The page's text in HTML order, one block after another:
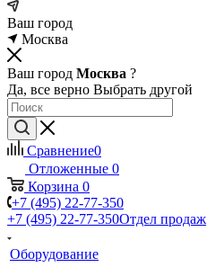
Ваш город
Москва
Ваш город Москва ?
Да, все верно Выбрать другой
Сравнение0
Отложенные 0
Корзина 0
+7 (495) 22-77-350
+7 (495) 22-77-350Отдел продаж
Оборудование